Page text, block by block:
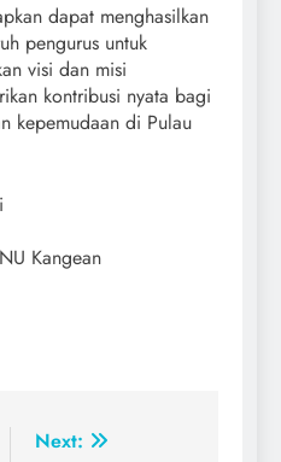
dapat menghasilkan
pengurus untuk
visi dan misi
kontribusi nyata bagi
kepemudaan di Pulau
Kangean
Next: